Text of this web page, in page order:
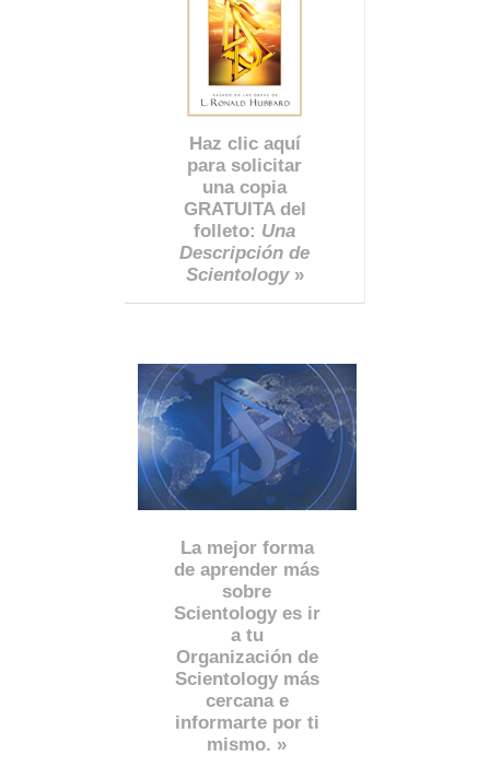
Haz clic aquí
para solicitar
una copia
GRATUITA del
folleto: Una
Descripción de
Scientology»
La mejor forma
de aprender más
sobre
Scientology es ir
a tu
Organización de
Scientology más
cercana e
informarte por ti
mismo. »